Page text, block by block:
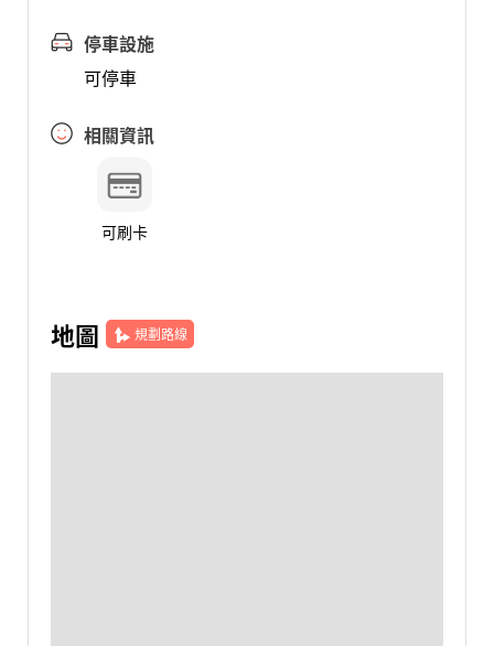
停車設施
可停車
相關資訊
可刷卡
地圖 規劃路線